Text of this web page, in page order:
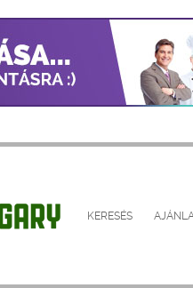
KERESÉS